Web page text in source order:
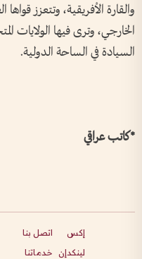
والقارة الأفريقية، وتتعزز
الخارجي، وترى فيها الولايات
السيادة في الساحة الدولية.
*كاتب عراقي
إكس
لينكدإن
اتصل بنا
خدماتنا